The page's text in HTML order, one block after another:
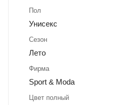
Пол
Унисекс
Сезон
Лето
Фирма
Sport & Moda
Цвет полный